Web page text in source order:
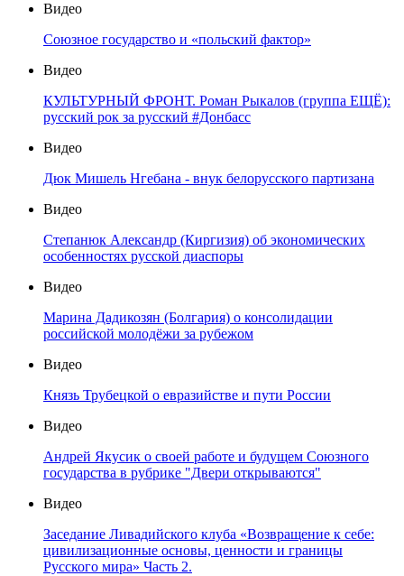
Видео
Союзное государство и «польский фактор»
Видео
КУЛЬТУРНЫЙ ФРОНТ. Роман Рыкалов (группа ЕЩЁ):
русский рок за русский #Донбасс
Видео
Дюк Мишель Нгебана - внук белорусского партизана
Видео
Степанюк Александр (Киргизия) об экономических
особенностях русской диаспоры
Видео
Марина Дадикозян (Болгария) о консолидации
российской молодёжи за рубежом
Видео
Князь Трубецкой о евразийстве и пути России
Видео
Андрей Якусик о своей работе и будущем Союзного
государства в рубрике "Двери открываются"
Видео
Заседание Ливадийского клуба «Возвращение к себе:
цивилизационные основы, ценности и границы
Русского мира» Часть 2.